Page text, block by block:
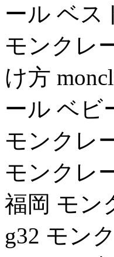
ール ベス
モンクレ
け方
ール ベビ
モンクレ
モンクレ
福岡 モン
g32 モン